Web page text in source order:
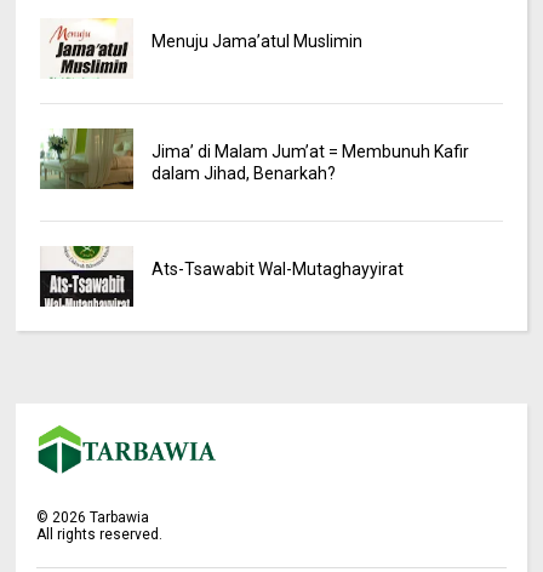
Menuju Jama’atul Muslimin
Jima’ di Malam Jum’at = Membunuh Kafir
dalam Jihad, Benarkah?
Ats-Tsawabit Wal-Mutaghayyirat
© 2026 Tarbawia
All rights reserved.